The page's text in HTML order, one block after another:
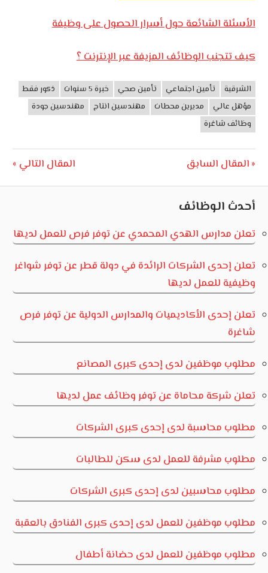
الأسئلة الشائعة حول أسرار الحصول على وظيفة
كيف تتجنب الوظائف المزيفة عبر الإنترنت ؟
مصر
الشرقية تأمين اجتماعي تأمين صحي خبرة 5 سنوات
ذكور فقط
مؤهل عالي
مديرين محطات مهندسين انتاج
مهندسين جودة
وظائف شاغرة
تصفّح
المقالات
Previous
المقال السابق
Next
المقال التالي
أحدث الوظائف
تعلن مدارس الهدي المحمدي عن توفر فرص للعمل لديها
تعلن إحدى الشركات الرائدة في دولة قطر عن توفر شواغر
وظيفية للعمل لديها
تعلن إحدى الأكاديميات والمدارس الدولية عن توفر فرص
شاغرة
مطلوب موظفين لدى إحدى كبرى المصانع
تعلن شركة محاماة عن توفر وظائف عمل لديها
مطلوب محاسبة لدى إحدى كبرى الشركات
مطلوب مشرفة للعمل لدى سكن للطالبات
مطلوب محاسبين لدى إحدى كبرى الشركات
مطلوب موظفين للعمل لدى إحدى كبرى الفنادق بالعقبة
مطلوب موظفين للعمل لدى حضانة أطفال